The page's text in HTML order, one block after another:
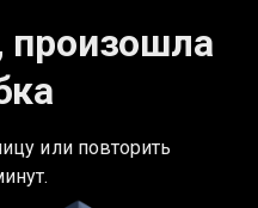
или повторить